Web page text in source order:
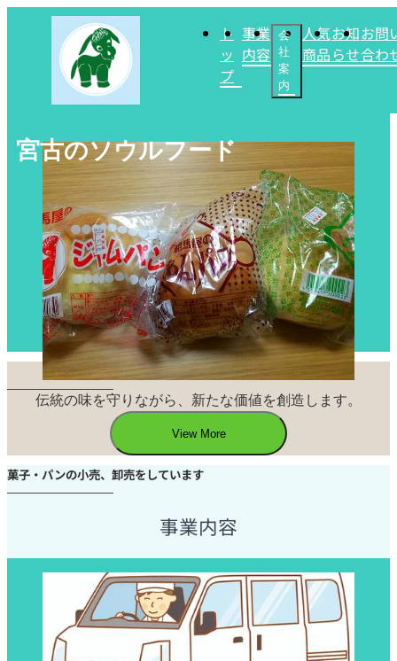
ト
ッ
プ
事業
内容
会
社
案
内
人気
商品
お知
らせ
お問
合わ
宮古のソウルフード
CONCEPT
伝統の味を守りながら、新たな価値を創造します。
View More
菓子・パンの小売、卸売をしています
事業内容